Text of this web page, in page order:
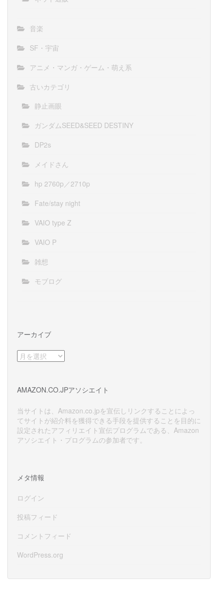
音楽
SF・宇宙
アニメ・マンガ・ゲーム・萌え系
古いカテゴリ
静止画眼
ガンダムSEED&SEED DESTINY
DP2s
メイドさん
hp 2760p／2710p
Fate/stay night
VAIO type Z
VAIO P
雑想
モブログ
アーカイブ
ア
ー
ブ
AMAZON.CO.JPアソシエイト
当サイトは、Amazon.co.jpを宣伝しリンクすることによっ
てサイトが紹介料を獲得できる手段を提供することを目的に
設定されたアフィリエイト宣伝プログラムである、Amazon
アソシエイト・プログラムの参加者です。
メタ情報
ログイン
投稿フィード
コメントフィード
WordPress.org